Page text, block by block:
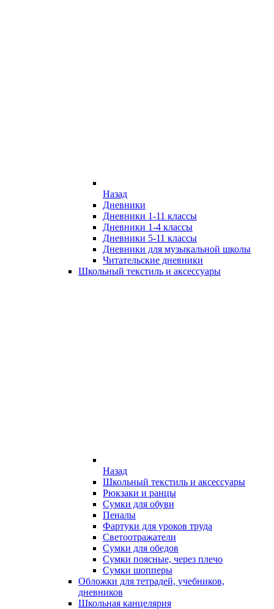
Назад
Дневники
Дневники 1-11 классы
Дневники 1-4 классы
Дневники 5-11 классы
Дневники для музыкальной школы
Читательские дневники
Школьный текстиль и аксессуары
Назад
Школьный текстиль и аксессуары
Рюкзаки и ранцы
Сумки для обуви
Пеналы
Фартуки для уроков труда
Светоотражатели
Сумки для обедов
Сумки поясные, через плечо
Сумки шопперы
Обложки для тетрадей, учебников,
дневников
Школьная канцелярия